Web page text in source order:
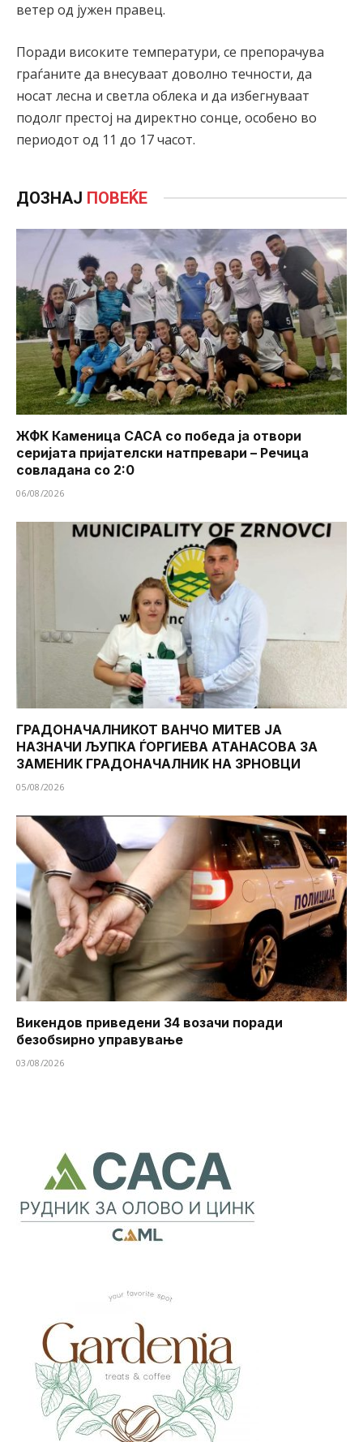
ветер од јужен правец.
Поради високите температури, се препорачува
граѓаните да внесуваат доволно течности, да
носат лесна и светла облека и да избегнуваат
подолг престој на директно сонце, особено во
периодот од 11 до 17 часот.
ДОЗНАЈ ПОВЕЌЕ
ЖФК Каменица САСА со победа ја отвори
серијата пријателски натпревари – Речица
совладана со 2:0
06/08/2026
ГРАДОНАЧАЛНИКОТ ВАНЧО МИТЕВ ЈА
НАЗНАЧИ ЉУПКА ЃОРГИЕВА АТАНАСОВА ЗА
ЗАМЕНИК ГРАДОНАЧАЛНИК НА ЗРНОВЦИ
05/08/2026
Викендов приведени 34 возачи поради
безобѕирно управување
03/08/2026